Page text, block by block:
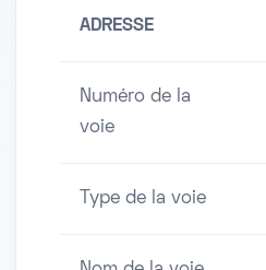
ADRESSE
Numéro de la
voie
Type de la voie